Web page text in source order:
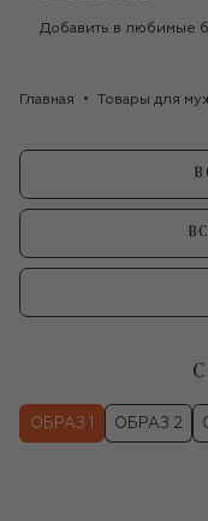
Добавить в любимые
Главная Товары для
ОБРАЗ 1 ОБРАЗ 2